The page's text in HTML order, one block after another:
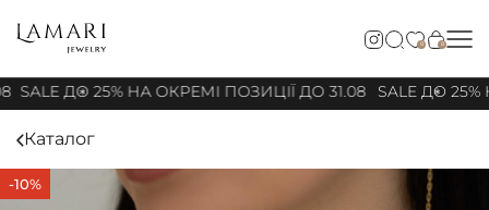
0 0
SALE ДО 25% НА ОКРЕМІ ПОЗИЦІЇ ДО 31.08 SALE ДО
Каталог
-10%